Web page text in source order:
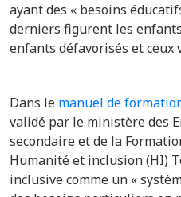
ayant des « besoins
derniers figurent les
enfants défavorisés et ceux
Dans le manuel de
validé par le ministère des
secondaire et de la
Humanité et inclusion (HI)
inclusive comme un «